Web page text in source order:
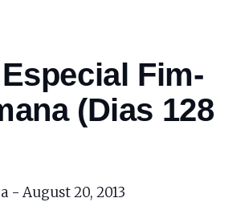
Fim-
(Dias 128
- August 20, 2013